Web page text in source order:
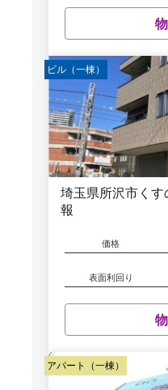
ビル（一棟）
埼玉県所沢市く
報
価格
表面利回り
アパート（一棟）